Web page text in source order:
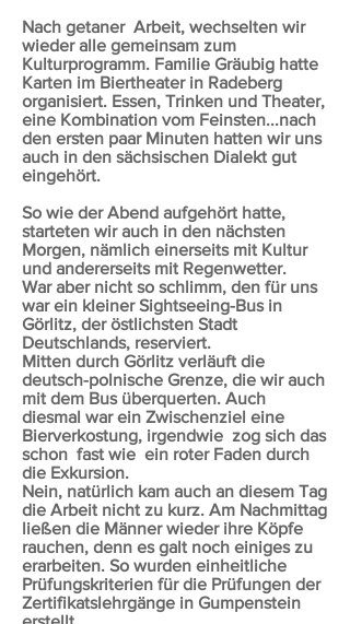
Nach getaner Arbeit, wechselten wir
wieder alle gemeinsam zum
Kulturprogramm. Familie Gräubig hatte
Karten im Biertheater in Radeberg
organisiert. Essen, Trinken und Theater,
eine Kombination vom Feinsten...nach
den ersten paar Minuten hatten wir uns
auch in den sächsischen Dialekt gut
eingehört.
So wie der Abend aufgehört hatte,
starteten wir auch in den nächsten
Morgen, nämlich einerseits mit Kultur
und andererseits mit Regenwetter.
War aber nicht so schlimm, den für uns
war ein kleiner Sightseeing-Bus in
Görlitz, der östlichsten Stadt
Deutschlands, reserviert.
Mitten durch Görlitz verläuft die
deutsch-polnische Grenze, die wir auch
mit dem Bus überquerten. Auch
diesmal war ein Zwischenziel eine
Bierverkostung, irgendwie zog sich das
schon fast wie ein roter Faden durch
die Exkursion.
Nein, natürlich kam auch an diesem Tag
die Arbeit nicht zu kurz. Am Nachmittag
ließen die Männer wieder ihre Köpfe
rauchen, denn es galt noch einiges zu
erarbeiten. So wurden einheitliche
Prüfungskriterien für die Prüfungen der
Zertifikatslehrgänge in Gumpenstein